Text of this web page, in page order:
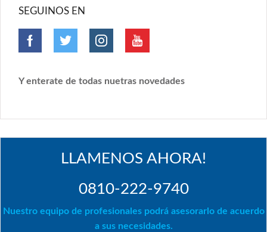
SEGUINOS EN
Y enterate de todas nuetras novedades
LLAMENOS AHORA!
0810-222-9740
Nuestro equipo de profesionales podrá asesorarlo de acuerdo
a sus necesidades.